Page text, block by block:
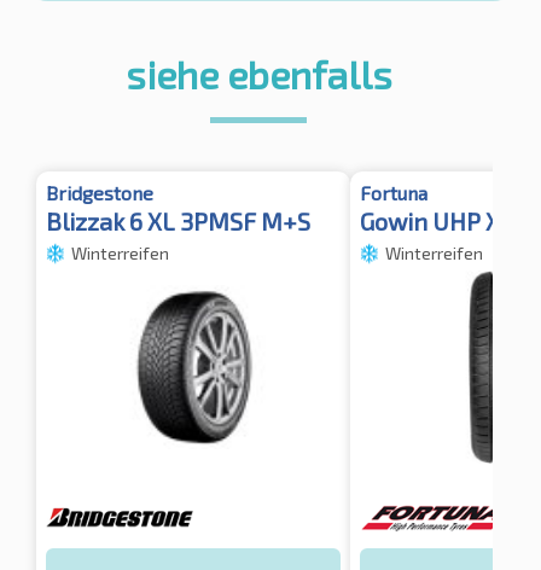
siehe ebenfalls
Bridgestone
Blizzak 6 XL 3PMSF M+S
Winterreifen
Fortuna
Gowin UHP XL
Winterreifen